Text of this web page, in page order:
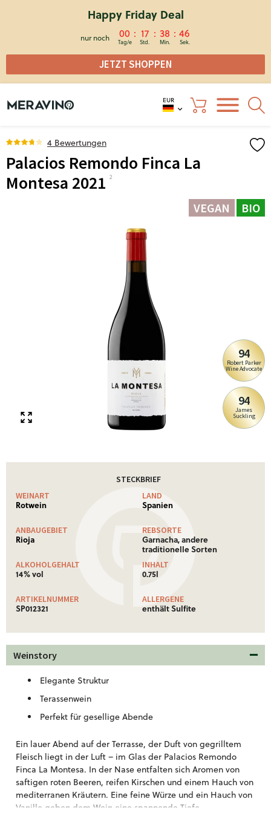
Happy Friday Deal
nur noch 00 17 38 46
JETZT SHOPPEN
EUR
4 Bewertungen
Palacios Remondo Finca La
Montesa 2021
BIO
VEGAN
94
Robert Parker
Wine Advocate
94
James
Suckling
STECKBRIEF
WEINART
Rotwein
LAND
Spanien
ANBAUGEBIET
Rioja
REBSORTE
Garnacha, andere
traditionelle Sorten
ALKOHOLGEHALT
14% vol
INHALT
0.75l
ARTIKELNUMMER
SP012321
ALLERGENE
enthält Sulfite
Weinstory
Elegante Struktur
Terassenwein
Perfekt für gesellige Abende
Ein lauer Abend auf der Terrasse, der Duft von gegrilltem
Fleisch liegt in der Luft – im Glas der Palacios Remondo
Finca La Montesa. In der Nase entfalten sich Aromen von
saftigen roten Beeren, reifen Kirschen und einem Hauch von
mediterranen Kräutern. Eine feine Würze und ein Hauch von
Vanille geben dem Wein eine spannende Tiefe.